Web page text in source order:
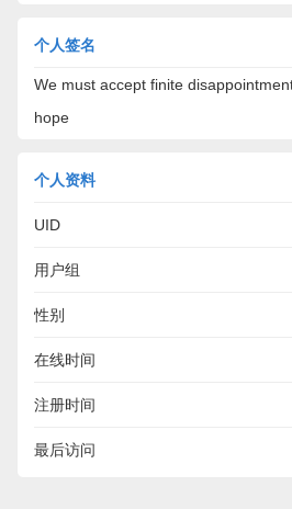
个人签名
We must accept finite
hope
个人资料
UID
用户组
性别
在线时间
注册时间
最后访问